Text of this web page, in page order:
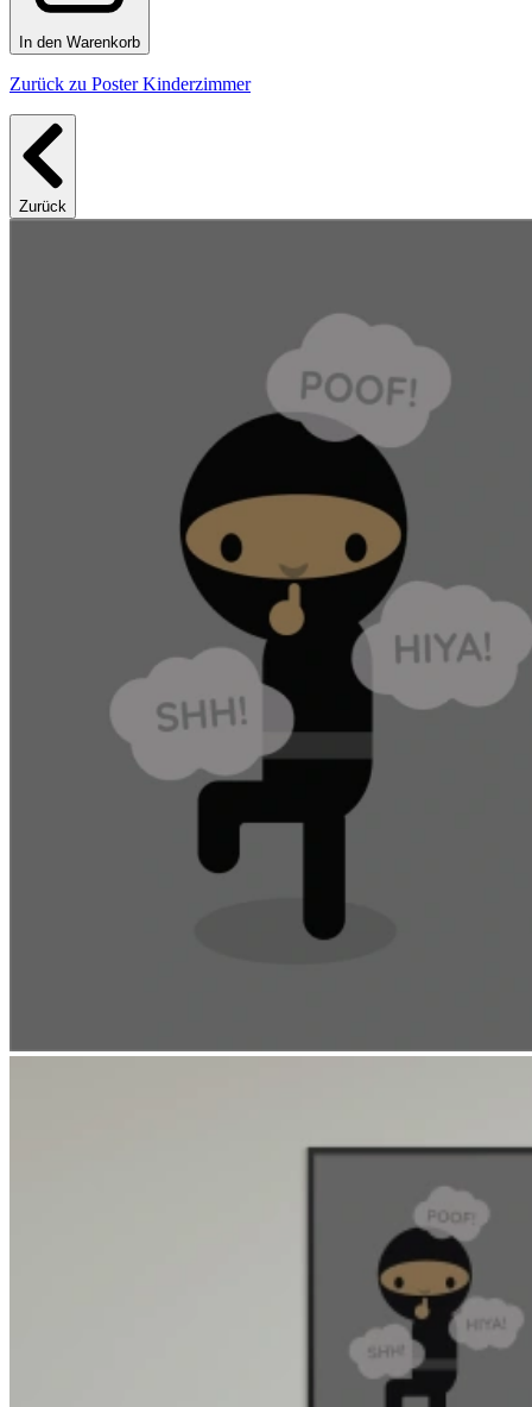
In den Warenkorb
Zurück zu Poster Kinderzimmer
Zurück